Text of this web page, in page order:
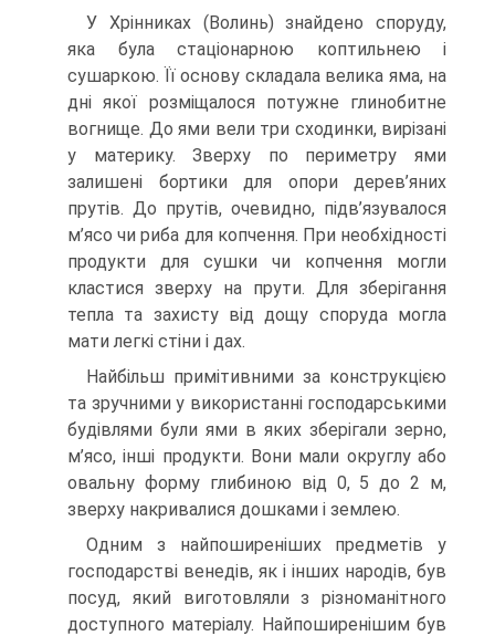
У Хрінниках (Волинь) знайдено споруду,
яка була стаціонарною коптильнею і
сушаркою. Її основу складала велика яма, на
дні якої розміщалося потужне глинобитне
вогнище. До ями вели три сходинки, вирізані
у материку. Зверху по периметру ями
залишені бортики для опори дерев’яних
прутів. До прутів, очевидно, підв’язувалося
м’ясо чи риба для копчення. При необхідності
продукти для сушки чи копчення могли
кластися зверху на прути. Для зберігання
тепла та захисту від дощу споруда могла
мати легкі стіни і дах.
Найбільш примітивними за конструкцією
та зручними у використанні господарськими
будівлями були ями в яких зберігали зерно,
м’ясо, інші продукти. Вони мали округлу або
овальну форму глибиною від 0, 5 до 2 м,
зверху накривалися дошками і землею.
Одним з найпоширеніших предметів у
господарстві венедів, як і інших народів, був
посуд, який виготовляли з різноманітного
доступного матеріалу. Найпоширенішим був